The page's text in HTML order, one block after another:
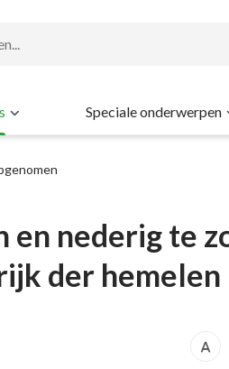
Speciale onderwerpen
nederig te
der hemelen